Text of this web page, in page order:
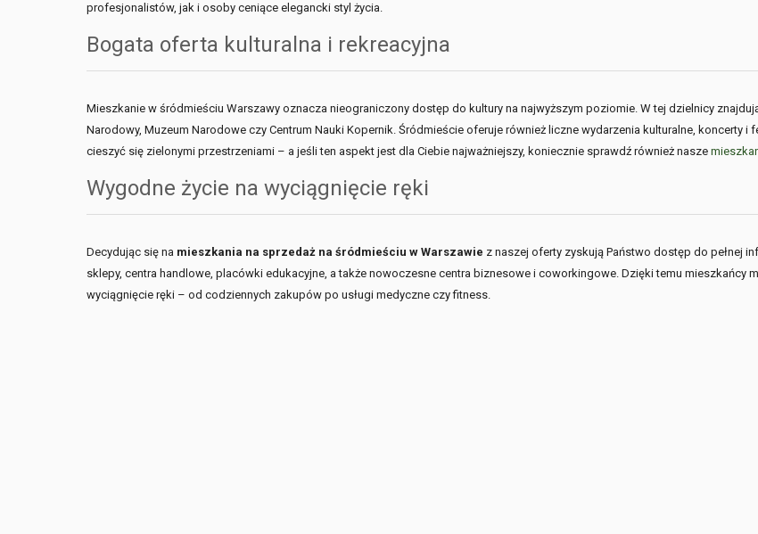
profesjonalistów, jak i osoby ceniące elegancki styl życia.
Bogata oferta kulturalna i rekreacyjna
Mieszkanie w śródmieściu Warszawy oznacza nieograniczony dostęp do kultury na najwyższym poziomie. W tej dzielnicy
Narodowy, Muzeum Narodowe czy Centrum Nauki Kopernik. Śródmieście oferuje również liczne wydarzenia kulturalne,
cieszyć się zielonymi przestrzeniami – a jeśli ten aspekt jest dla Ciebie najważniejszy, koniecznie sprawdź również nasze
Wygodne życie na wyciągnięcie ręki
Decydując się na mieszkania na sprzedaż na śródmieściu w Warszawie z naszej oferty zyskują Państwo dostęp do pełnej
sklepy, centra handlowe, placówki edukacyjne, a także nowoczesne centra biznesowe i coworkingowe. Dzięki temu mieszkańcy
wyciągnięcie ręki – od codziennych zakupów po usługi medyczne czy fitness.